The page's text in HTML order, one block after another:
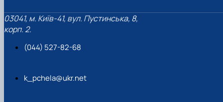
03041, м. Київ-41, вул. Пустинська, 8,
корп. 2.
(044) 527-82-68
k_pchela@ukr.net